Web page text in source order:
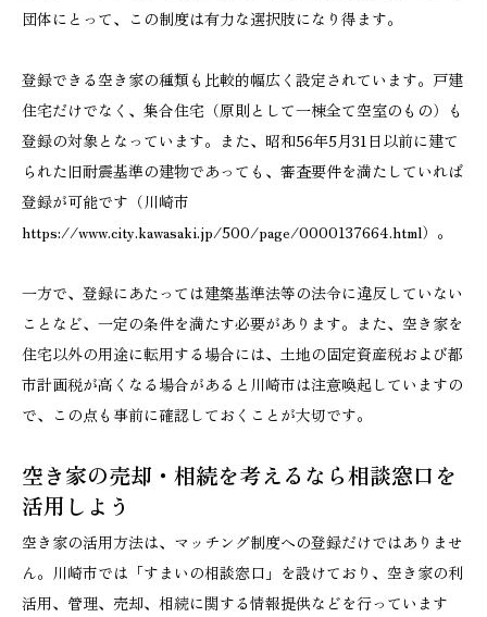
団体にとって、この制度は有力な選択肢になり得ます。
登録できる空き家の種類も比較的幅広く設定されています。戸建
住宅だけでなく、集合住宅（原則として一棟全て空室のもの）も
登録の対象となっています。また、昭和56年5月31日以前に建て
られた旧耐震基準の建物であっても、審査要件を満たしていれば
登録が可能です（川崎市
https://www.city.kawasaki.jp/500/page/0000137664.html）。
一方で、登録にあたっては建築基準法等の法令に違反していない
ことなど、一定の条件を満たす必要があります。また、空き家を
住宅以外の用途に転用する場合には、土地の固定資産税および都
市計画税が高くなる場合があると川崎市は注意喚起していますの
で、この点も事前に確認しておくことが大切です。
空き家の売却・相続を考えるなら相談窓口を
活用しよう
空き家の活用方法は、マッチング制度への登録だけではありませ
ん。川崎市では「すまいの相談窓口」を設けており、空き家の利
活用、管理、売却、相続に関する情報提供などを行っています